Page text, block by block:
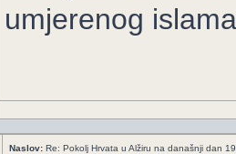
umjerenog
Naslov: Re: Pokolj Hrvata u Alžiru na današnji dan